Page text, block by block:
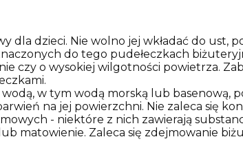
dzieci. Nie wolno jej wkładać do ust,
do tego pudełeczkach
czy o wysokiej wilgotności powietrza.
w tym wodą morską lub basenową,
na jej powierzchni. Nie zaleca się
- niektóre z nich zawierają
matowienie. Zaleca się zdejmowanie